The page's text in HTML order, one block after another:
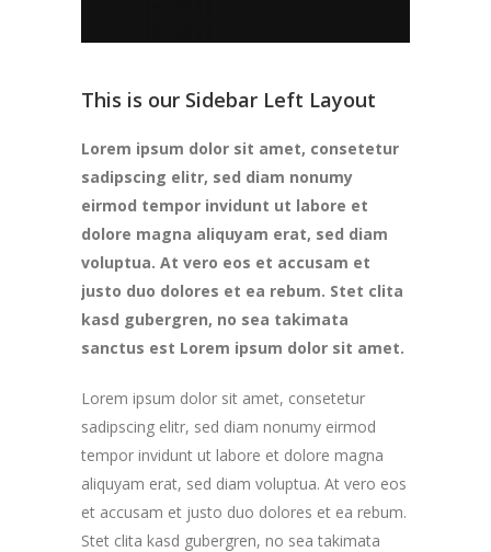
This is our Sidebar Left Layout
Lorem ipsum dolor sit amet, consetetur
sadipscing elitr, sed diam nonumy
eirmod tempor invidunt ut labore et
dolore magna aliquyam erat, sed diam
voluptua. At vero eos et accusam et
justo duo dolores et ea rebum. Stet clita
kasd gubergren, no sea takimata
sanctus est Lorem ipsum dolor sit amet.
Lorem ipsum dolor sit amet, consetetur
sadipscing elitr, sed diam nonumy eirmod
tempor invidunt ut labore et dolore magna
aliquyam erat, sed diam voluptua. At vero eos
et accusam et justo duo dolores et ea rebum.
Stet clita kasd gubergren, no sea takimata